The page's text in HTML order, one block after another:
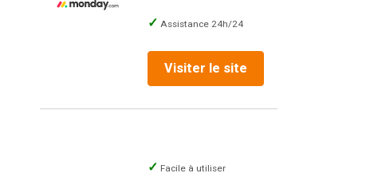
Assistance 24h/24
Visiter le site
Facile à utiliser